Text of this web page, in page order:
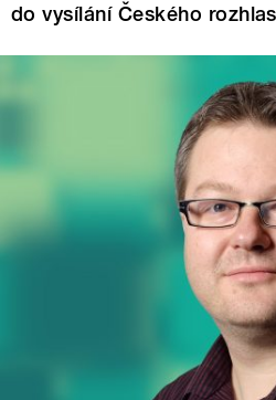
do vysílání Českého